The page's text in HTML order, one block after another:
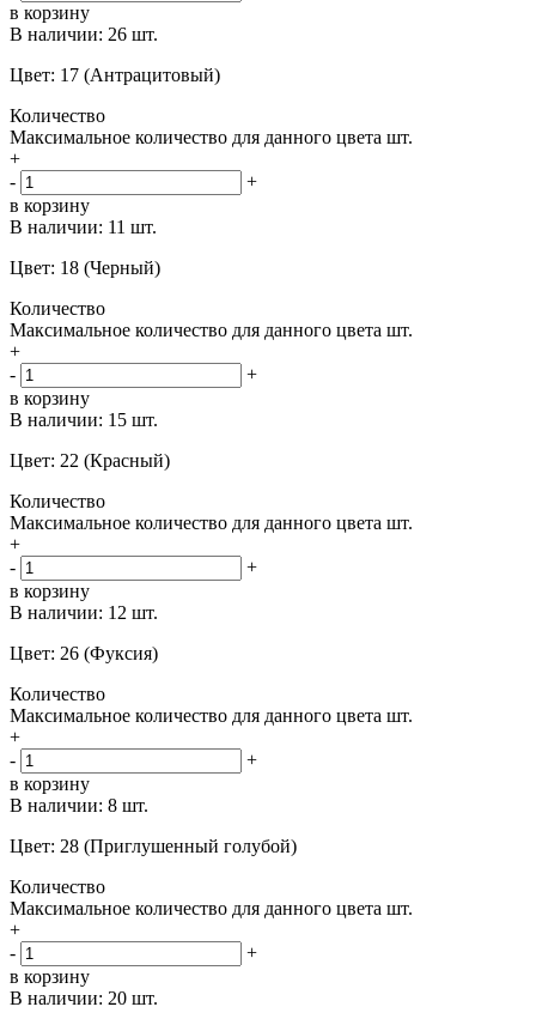
в корзину
В наличии: 26 шт.
Цвет: 17 (Антрацитовый)
Количество
Максимальное количество для данного цвета шт.
+
-
+
в корзину
В наличии: 11 шт.
Цвет: 18 (Черный)
Количество
Максимальное количество для данного цвета шт.
+
-
+
в корзину
В наличии: 15 шт.
Цвет: 22 (Красный)
Количество
Максимальное количество для данного цвета шт.
+
-
+
в корзину
В наличии: 12 шт.
Цвет: 26 (Фуксия)
Количество
Максимальное количество для данного цвета шт.
+
-
+
в корзину
В наличии: 8 шт.
Цвет: 28 (Приглушенный голубой)
Количество
Максимальное количество для данного цвета шт.
+
-
+
в корзину
В наличии: 20 шт.